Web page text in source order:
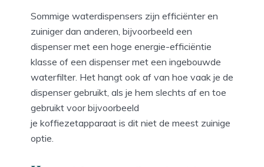
Sommige waterdispensers zijn efficiënter en
zuiniger dan anderen, bijvoorbeeld een
dispenser met een hoge energie-efficiëntie
klasse of een dispenser met een ingebouwde
waterfilter. Het hangt ook af van hoe vaak je de
dispenser gebruikt, als je hem slechts af en toe
gebruikt voor bijvoorbeeld
je koffiezetapparaat is dit niet de meest zuinige
optie.